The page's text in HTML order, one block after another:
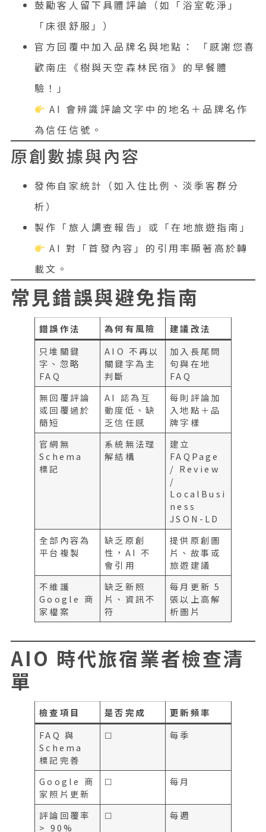
鼓勵客人留下具體評論（如「浴室乾淨」
「床很舒服」）
官方回覆中加入品牌名與地點： 「感謝您喜
歡南庄《樹與天空森林民宿》的早餐體
驗！」
AI 會辨識評論文字中的地名＋品牌名作
為信任信號。
原創數據與內容
發佈自家統計（如入住比例、淡季客群分
析）
製作「旅人調查報告」或「在地旅遊指南」
AI 對「首發內容」的引用率顯著高於轉
載文。
常見錯誤與避免指南
錯誤作法 為何有風險
建議改法
只堆關鍵
字、忽略
FAQ
AIO 不再以
關鍵字為主
判斷
加入長尾問
句與在地
FAQ
無回覆評論
或回覆過於
簡短
AI 認為互
動度低、缺
乏信任感
每則評論加
入地點＋品
牌字樣
官網無
Schema
標記
系統無法理
解結構
建立
FAQPage
/ Review
/
LocalBusi
ness
JSON-LD
全部內容為
平台複製
缺乏原創
性，AI 不
會引用
提供原創圖
片、故事或
旅遊建議
不維護
Google 商
家檔案
缺乏新照
片、資訊不
符
每月更新 5
張以上高解
析圖片
AIO 時代旅宿業者檢查清
單
檢查項目 是否完成
更新頻率
FAQ 與
Schema
標記完善
☐ 每季
Google 商
家照片更新
☐ 每月
評論回覆率
> 90%
☐ 每週